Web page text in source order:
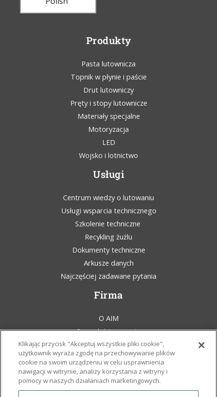
Produkty
Pasta lutownicza
Topnik w płynie i paście
Drut lutowniczy
Pręty i stopy lutownicze
Materiały specjalne
Motoryzacja
LED
Wojsko i lotnictwo
Usługi
Centrum wiedzy o lutowaniu
Usługi wsparcia technicznego
Szkolenie techniczne
Recykling żużlu
Dokumenty techniczne
Arkusze danych
Najczęściej zadawane pytania
Firma
O AIM
Sprzedaż i wsparcie
Blog AIM Solder
Regulamin
Oświadczenie prawne
Świadomość ekologiczna
Klikając przycisk "Akceptuj wszystkie pliki cookie",
użytkownik wyraża zgodę na przechowywanie plików
cookie na swoim urządzeniu w celu usprawnienia
nawigacji w witrynie, analizy korzystania z witryny i
pomocy w naszych działaniach marketingowych.